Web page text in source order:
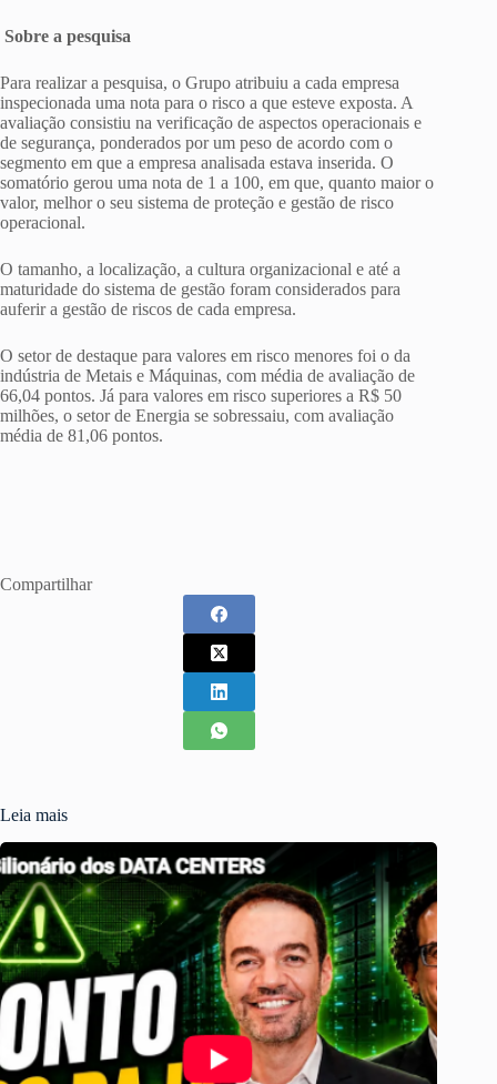
Sobre a pesquisa
Para realizar a pesquisa, o Grupo atribuiu a cada empresa
inspecionada uma nota para o risco a que esteve exposta. A
avaliação consistiu na verificação de aspectos operacionais e
de segurança, ponderados por um peso de acordo com o
segmento em que a empresa analisada estava inserida. O
somatório gerou uma nota de 1 a 100, em que, quanto maior o
valor, melhor o seu sistema de proteção e gestão de risco
operacional.
O tamanho, a localização, a cultura organizacional e até a
maturidade do sistema de gestão foram considerados para
auferir a gestão de riscos de cada empresa.
O setor de destaque para valores em risco menores foi o da
indústria de Metais e Máquinas, com média de avaliação de
66,04 pontos. Já para valores em risco superiores a R$ 50
milhões, o setor de Energia se sobressaiu, com avaliação
média de 81,06 pontos.
Compartilhar
Leia mais